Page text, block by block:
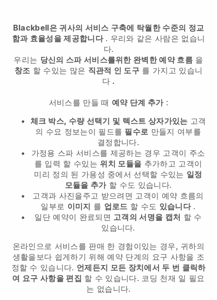
Blackbell은 귀사의 서비스 구축에 탁월한 수준의 정교
함과 효율성을 제공합니다. 우리와 같은 사람은 없습니
다.
우리는 당신의 스파 서비스를위한 완벽한 예약 흐름 을
창조 할 수있는 많은 직관적 인 도구 를 가지고 있습니
다 .
서비스를 만들 때 예약 단계 추가:
체크 박스, 수량 선택기 및 텍스트 상자가있는 고객
의 수요 정보는이 필드를 필수로 만들지 여부를
결정합니다.
가정용 스파 서비스를 제공하는 경우 고객이 주소
를 입력 할 수있는 위치 모듈을 추가하고 고객이
미리 정의 된 가용성 중에서 선택할 수있는 일정
모듈을 추가할 수도 있습니다.
고객과 사진을주고 받으려면 고객이 예약 흐름의
일부로 이미지 를 업로드 할 수도 있습니다.
일단 예약이 완료되면 고객의 서명을 캡처 할 수
있습니다.
온라인으로 서비스를 판매 한 경험이있는 경우, 귀하의
생활을보다 쉽게하기 위해 예약 단계의 요구 사항을 조
정할 수 있습니다. 언제든지 모든 장치에서 두 번 클릭하
여 요구 사항을 편집 할 수 있습니다. 코딩 천재 일 필요
는 없습니다.